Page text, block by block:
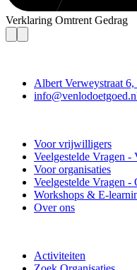
Verklaring Omtrent Gedrag
Albert Verweystraat
Voor vrijwilligers
Veelgestelde Vragen
Voor organisaties
Veelgestelde Vragen -
Workshops & E-
Over ons
Activiteiten